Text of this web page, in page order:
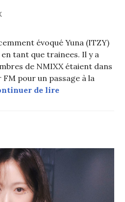
évoqué Yuna (ITZY)
tant que trainees. Il y a
de NMIXX étaient dans
FM pour un passage à la
de lireHaewon